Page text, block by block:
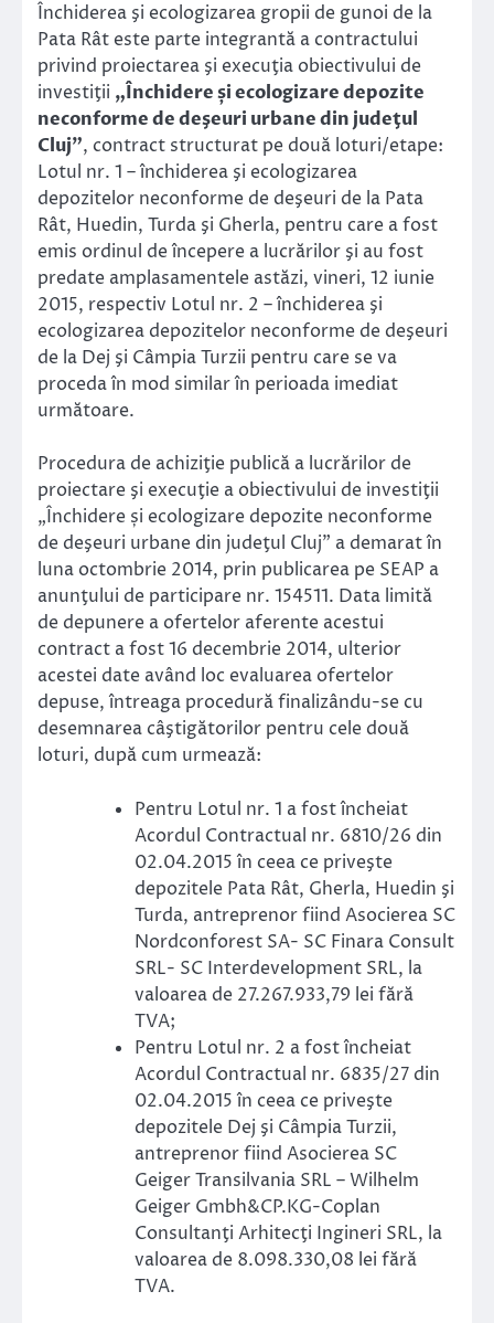
Închiderea şi ecologizarea gropii de gunoi de la
Pata Rât este parte integrantă a contractului
privind proiectarea şi execuţia obiectivului de
investiţii „Închidere și ecologizare depozite
neconforme de deşeuri urbane din judeţul
Cluj”, contract structurat pe două loturi/etape:
Lotul nr. 1 – închiderea şi ecologizarea
depozitelor neconforme de deşeuri de la Pata
Rât, Huedin, Turda şi Gherla, pentru care a fost
emis ordinul de începere a lucrărilor şi au fost
predate amplasamentele astăzi, vineri, 12 iunie
2015, respectiv Lotul nr. 2 – închiderea şi
ecologizarea depozitelor neconforme de deşeuri
de la Dej şi Câmpia Turzii pentru care se va
proceda în mod similar în perioada imediat
următoare.
Procedura de achiziţie publică a lucrărilor de
proiectare şi execuţie a obiectivului de investiţii
„Închidere și ecologizare depozite neconforme
de deşeuri urbane din judeţul Cluj” a demarat în
luna octombrie 2014, prin publicarea pe SEAP a
anunţului de participare nr. 154511. Data limită
de depunere a ofertelor aferente acestui
contract a fost 16 decembrie 2014, ulterior
acestei date având loc evaluarea ofertelor
depuse, întreaga procedură finalizându-se cu
desemnarea câştigătorilor pentru cele două
loturi, după cum urmează:
Pentru Lotul nr. 1 a fost încheiat
Acordul Contractual nr. 6810/26 din
02.04.2015 în ceea ce priveşte
depozitele Pata Rât, Gherla, Huedin şi
Turda, antreprenor fiind Asocierea SC
Nordconforest SA- SC Finara Consult
SRL- SC Interdevelopment SRL, la
valoarea de 27.267.933,79 lei fără
TVA;
Pentru Lotul nr. 2 a fost încheiat
Acordul Contractual nr. 6835/27 din
02.04.2015 în ceea ce priveşte
depozitele Dej şi Câmpia Turzii,
antreprenor fiind Asocierea SC
Geiger Transilvania SRL – Wilhelm
Geiger Gmbh&CP.KG-Coplan
Consultanţi Arhitecţi Ingineri SRL, la
valoarea de 8.098.330,08 lei fără
TVA.